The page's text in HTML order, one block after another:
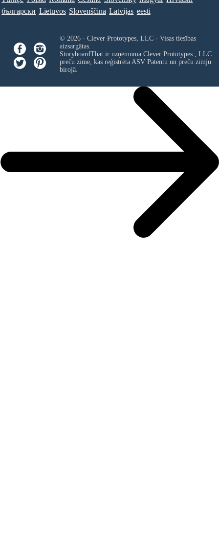
български Lietuvos Slovenščina Latvijas eesti
© 2026 - Clever Prototypes, LLC - Visas tiesības
aizsargātas.
StoryboardThat ir uzņēmuma Clever Prototypes , LLC
preču zīme, kas reģistrēta ASV Patentu un preču zīmju
birojā.